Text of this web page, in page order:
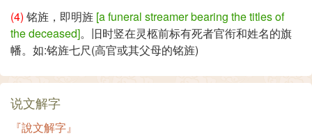
(4) 铭旌，即明旌 [a funeral streamer bearing the titles of
the deceased]。旧时竖在灵柩前标有死者官衔和姓名的旗
幡。如:铭旌七尺(高官或其父母的铭旌)
说文解字
『說文解字』